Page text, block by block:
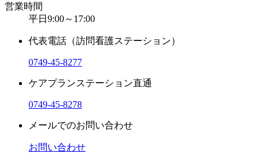
営業時間
平日9:00～17:00
代表電話（訪問看護ステーション）
0749-45-8277
ケアプランステーション直通
0749-45-8278
メールでのお問い合わせ
お問い合わせ